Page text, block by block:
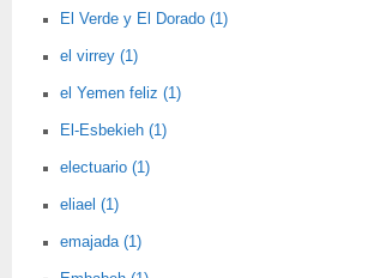
El Verde y El Dorado (1)
el virrey (1)
el Yemen feliz (1)
El-Esbekieh (1)
electuario (1)
eliael (1)
emajada (1)